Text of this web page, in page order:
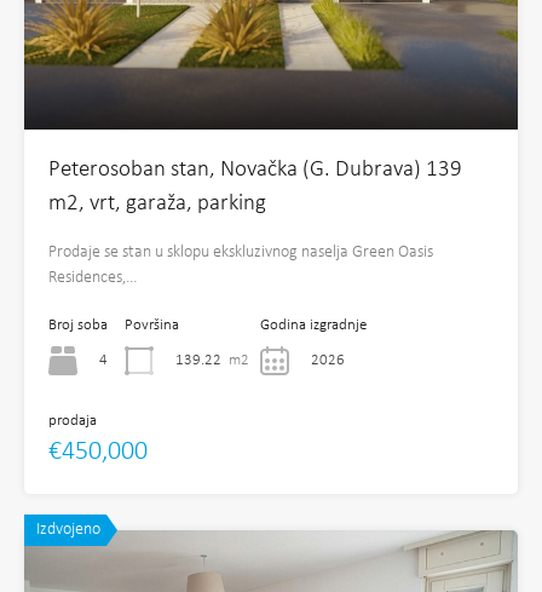
Peterosoban stan, Novačka (G. Dubrava) 139
m2, vrt, garaža, parking
Prodaje se stan u sklopu ekskluzivnog naselja Green Oasis
Residences,…
Broj soba
4
Površina
139.22 m2
Godina izgradnje
2026
prodaja
€450,000
Izdvojeno